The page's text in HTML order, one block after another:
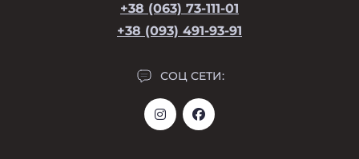
+38 (063) 73-111-01
+38 (093) 491-93-91
СОЦ СЕТИ: